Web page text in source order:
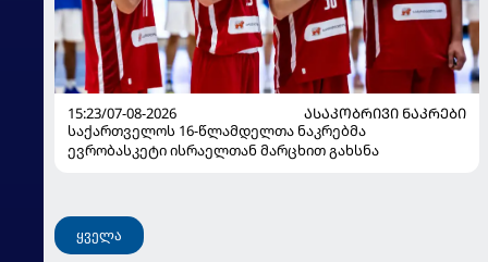
15:23/07-08-2026
ᲐᲡᲐᲙᲝᲑᲠᲘᲕᲘ ᲜᲐᲙᲠᲔᲑᲘ
საქართველოს 16-წლამდელთა ნაკრებმა
ევრობასკეტი ისრაელთან მარცხით გახსნა
ყველა